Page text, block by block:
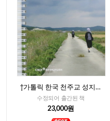
†가톨릭 한국 천주교 성지순
례(개정중보판)
수정되어 출간된 책
23,000원